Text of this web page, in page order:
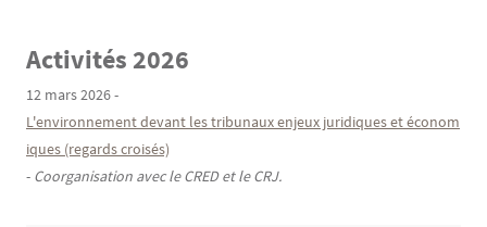
Texte
Activités 2026
12 mars 2026 -
L'environnement devant les tribunaux enjeux juridiques et économ
iques (regards croisés)
- Coorganisation avec le CRED et le CRJ.